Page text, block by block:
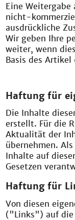
Eine
nicht-
ausdrückliche
Wir geben Ihre
weiter, wenn
Basis des
Haftung für
Die Inhalte
erstellt. Für die
Aktualität der
übernehmen.
Inhalte auf
Gesetzen
Haftung für
Von diesen
("Links") auf die